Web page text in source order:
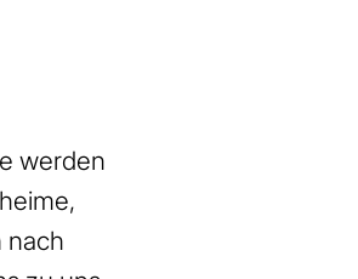
werden
nach